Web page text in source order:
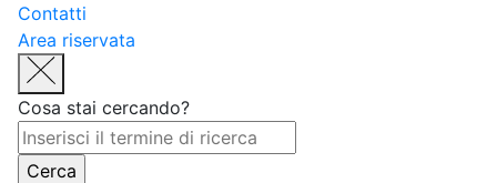
Contatti
Area riservata
Cosa stai cercando?